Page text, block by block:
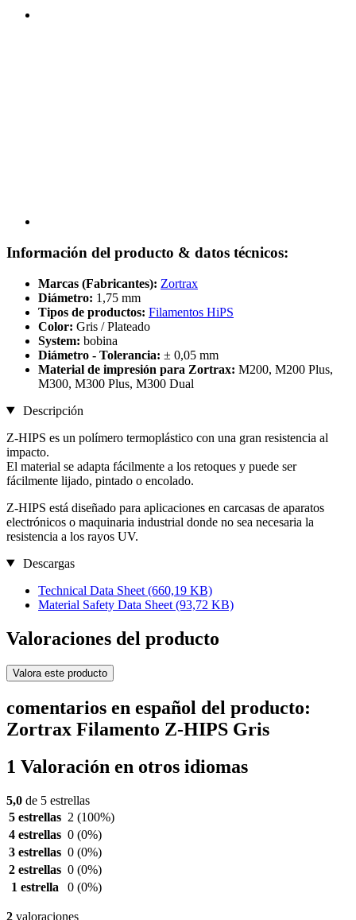
Información del producto & datos técnicos:
Marcas (Fabricantes): Zortrax
Diámetro: 1,75 mm
Tipos de productos: Filamentos HiPS
Color: Gris / Plateado
System: bobina
Diámetro - Tolerancia: ± 0,05 mm
Material de impresión para Zortrax: M200, M200 Plus,
M300, M300 Plus, M300 Dual
Descripción
Z-HIPS es un polímero termoplástico con una gran resistencia al
impacto.
El material se adapta fácilmente a los retoques y puede ser
fácilmente lijado, pintado o encolado.
Z-HIPS está diseñado para aplicaciones en carcasas de aparatos
electrónicos o maquinaria industrial donde no sea necesaria la
resistencia a los rayos UV.
Descargas
Technical Data Sheet (660,19 KB)
Material Safety Data Sheet (93,72 KB)
Valoraciones del producto
Valora este producto
comentarios en español del producto:
Zortrax Filamento Z-HIPS Gris
1 Valoración en otros idiomas
5,0 de 5 estrellas
5 estrellas 2 (100%)
4 estrellas 0 (0%)
3 estrellas 0 (0%)
2 estrellas 0 (0%)
1 estrella
0 (0%)
2 valoraciones